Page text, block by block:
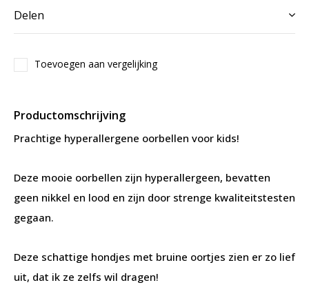
Delen
Toevoegen aan vergelijking
Productomschrijving
Prachtige hyperallergene oorbellen voor kids!
Deze mooie oorbellen zijn hyperallergeen, bevatten
geen nikkel en lood en zijn door strenge kwaliteitstesten
gegaan.
Deze schattige hondjes met bruine oortjes zien er zo lief
uit, dat ik ze zelfs wil dragen!